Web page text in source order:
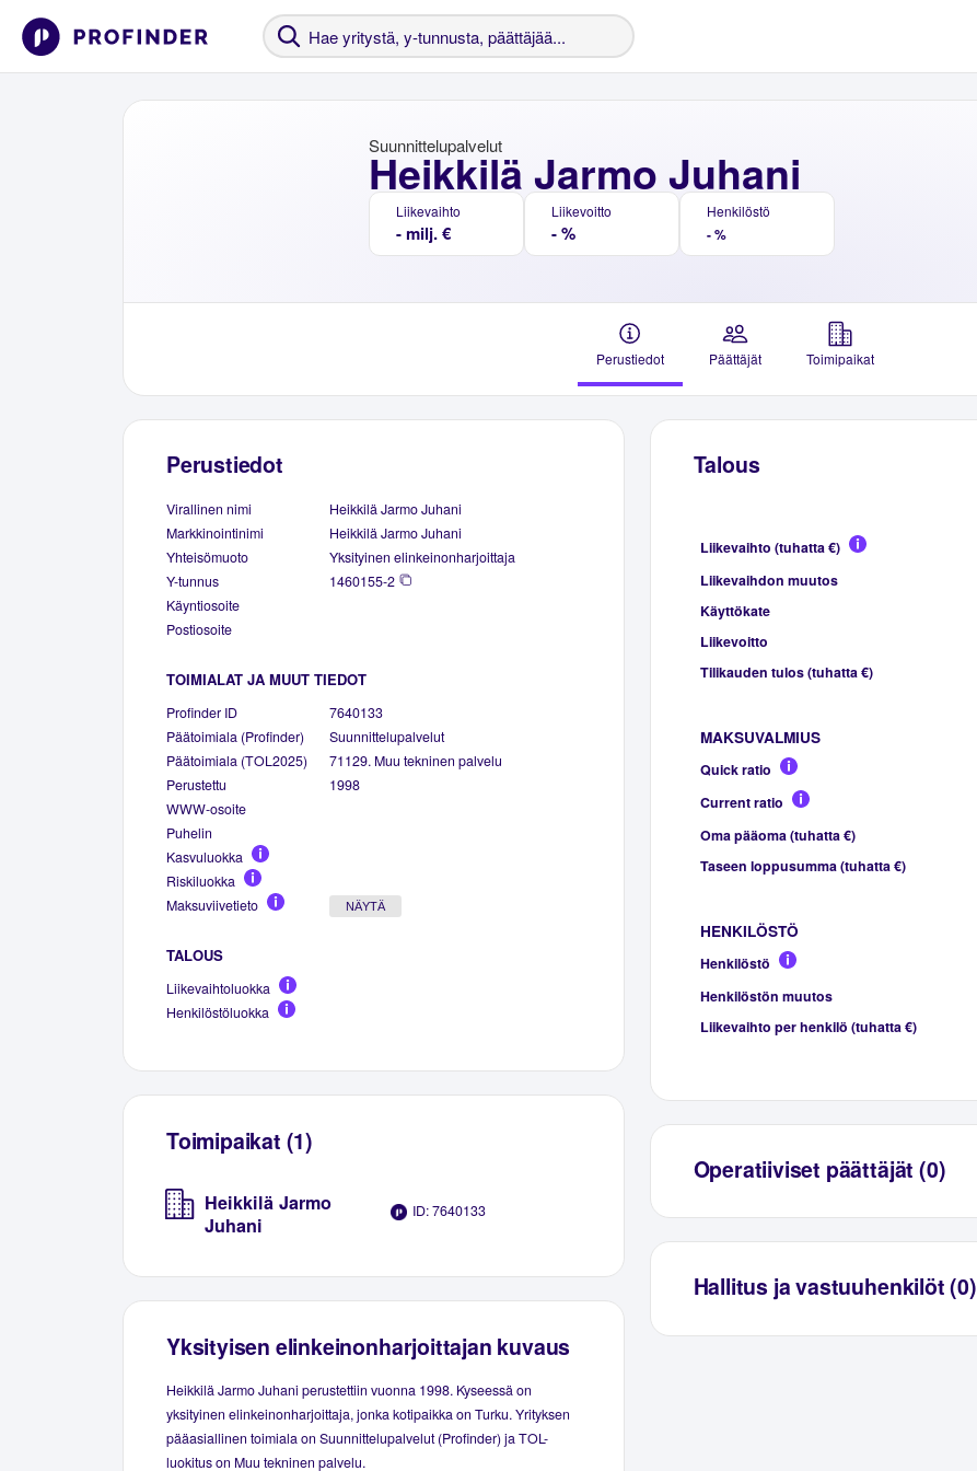
Heikkilä Jarmo Juhani
Suunnittelupalvelut
Liikevaihto
- milj. €
Liikevoitto
- %
Henkilöstö
- %
Perustiedot Päättäjät Toimipaikat
Perustiedot
Virallinen nimi
Heikkilä Jarmo Juhani
Markkinointinimi
Heikkilä Jarmo Juhani
Yhteisömuoto
Yksityinen elinkeinonharjoittaja
Y-tunnus
1460155-2
Käyntiosoite
Postiosoite
TOIMIALAT JA MUUT TIEDOT
Profinder ID
7640133
Päätoimiala (Profinder)
Suunnittelupalvelut
Päätoimiala (TOL2025)
71129. Muu tekninen palvelu
Perustettu
1998
WWW-osoite
Puhelin
Kasvuluokka
Riskiluokka
Maksuviivetieto
NÄYTÄ
TALOUS
Liikevaihtoluokka
Henkilöstöluokka
Toimipaikat (1)
Heikkilä Jarmo
Juhani
ID: 7640133
Yksityisen elinkeinonharjoittajan kuvaus
Heikkilä Jarmo Juhani perustettiin vuonna 1998. Kyseessä on
yksityinen elinkeinonharjoittaja, jonka kotipaikka on Turku. Yrityksen
pääasiallinen toimiala on Suunnittelupalvelut (Profinder) ja TOL-
luokitus on Muu tekninen palvelu.
Talous
Liikevaihto (tuhatta €)
Liikevaihdon muutos
Käyttökate
Liikevoitto
Tilikauden tulos (tuhatta €)
MAKSUVALMIUS
Quick ratio
Current ratio
Oma pääoma (tuhatta €)
Taseen loppusumma (tuhatta €)
HENKILÖSTÖ
Henkilöstö
Henkilöstön muutos
Liikevaihto per henkilö (tuhatta €)
Operatiiviset päättäjät (0)
Hallitus ja vastuuhenkilöt (0)